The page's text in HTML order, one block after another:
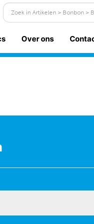
Over ons